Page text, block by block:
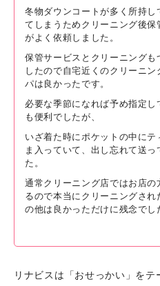
冬物ダウンコートが多く所持
てしまうためクリーニング後
がよく依頼しました。
保管サービスとクリーニング
したので自宅近くのクリーニ
パは良かったです。
必要な季節になれば予め指定
も便利でしたが、
いざ着た時にポケットの中に
ま入っていて、出し忘れて送
た。
通常クリーニング店ではお店
るので本当にクリーニングさ
の他は良かっただけに残念でし
リナビスは「おせっかい」を